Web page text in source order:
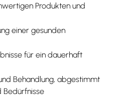
Produkten und
einer gesunden
für ein dauerhaft
Behandlung, abgestimmt
Bedürfnisse